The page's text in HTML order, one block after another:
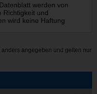
werden von
Richtigkeit und
wird keine Haftung
anders angegeben und gelten nur